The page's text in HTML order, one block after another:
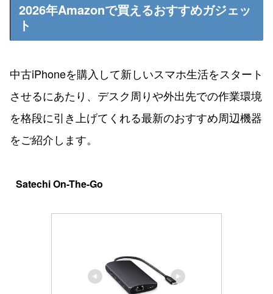
2026年Amazonで買えるおすすめガジェッ
ト
中古iPhoneを購入して新しいスマホ生活をスタート
させるにあたり、デスク周りや外出先での作業環境
を格段に引き上げてくれる最新のおすすめ周辺機器
をご紹介します。
Satechi On-The-Go